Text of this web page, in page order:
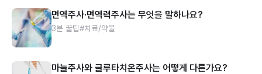
면역주사·면역력주사는 무엇을 말하나요?
3분 꿀팁#치료/약물
마늘주사와 글루타치온주사는 어떻게 다른가요?